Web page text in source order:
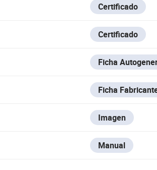
Certificado
Certificado
Ficha
Ficha
Imagen
U-PROX/ Manual